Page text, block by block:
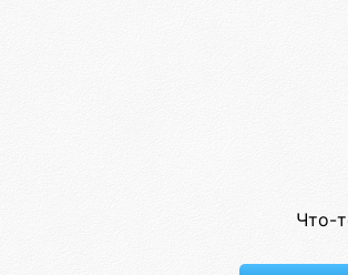
Что-